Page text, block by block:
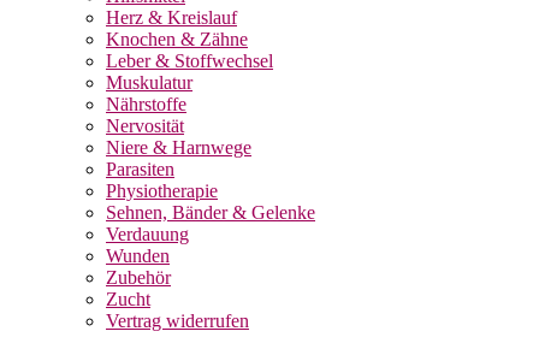
Herz & Kreislauf
Knochen & Zähne
Leber & Stoffwechsel
Muskulatur
Nährstoffe
Nervosität
Niere & Harnwege
Parasiten
Physiotherapie
Sehnen, Bänder & Gelenke
Verdauung
Wunden
Zubehör
Zucht
Vertrag widerrufen